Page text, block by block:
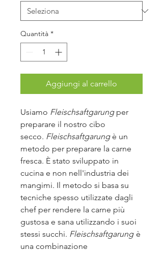
Quantità *
Aggiungi al carrello
​​​​Usiamo Fleischsaftgarungper
preparare il nostro cibo
secco. Fleischsaftgarungè un
metodo per preparare la carne
fresca. È stato sviluppato in
cucina e non nell'industria dei
mangimi. Il metodo si basa su
tecniche spesso utilizzate dagli
chef per rendere la carne più
gustosa e sana utilizzando i suoi
stessi succhi. Fleischsaftgarung è
una combinazione